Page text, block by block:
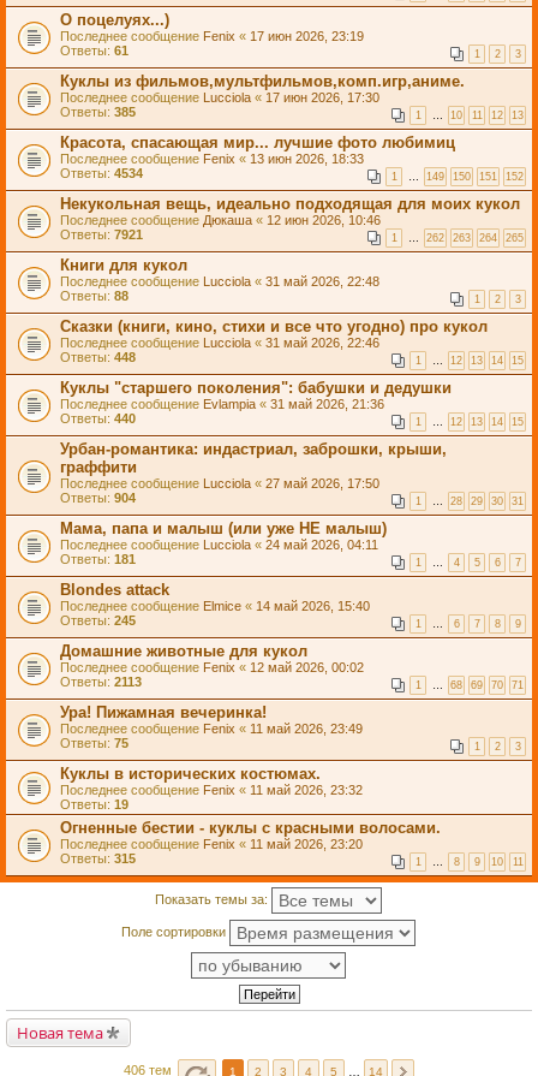
О поцелуях...)
Последнее сообщение Fenix « 17 июн 2026, 23:19
Ответы: 61 1 2 3
Куклы из фильмов,мультфильмов,комп.игр,аниме.
Последнее сообщение Lucciola « 17 июн 2026, 17:30
Ответы: 385 1 … 10 11 12 13
Красота, спасающая мир... лучшие фото любимиц
Последнее сообщение Fenix « 13 июн 2026, 18:33
Ответы: 4534 1 … 149 150 151 152
Некукольная вещь, идеально подходящая для моих кукол
Последнее сообщение Дюкаша « 12 июн 2026, 10:46
Ответы: 7921 1 … 262 263 264 265
Книги для кукол
Последнее сообщение Lucciola « 31 май 2026, 22:48
Ответы: 88 1 2 3
Сказки (книги, кино, стихи и все что угодно) про кукол
Последнее сообщение Lucciola « 31 май 2026, 22:46
Ответы: 448 1 … 12 13 14 15
Куклы "старшего поколения": бабушки и дедушки
Последнее сообщение Evlampia « 31 май 2026, 21:36
Ответы: 440 1 … 12 13 14 15
Урбан-романтика: индастриал, заброшки, крыши,
граффити
Последнее сообщение Lucciola « 27 май 2026, 17:50
Ответы: 904 1 … 28 29 30 31
Мама, папа и малыш (или уже НЕ малыш)
Последнее сообщение Lucciola « 24 май 2026, 04:11
Ответы: 181 1 … 4 5 6 7
Blondes attack
Последнее сообщение Elmice « 14 май 2026, 15:40
Ответы: 245 1 … 6 7 8 9
Домашние животные для кукол
Последнее сообщение Fenix « 12 май 2026, 00:02
Ответы: 2113 1 … 68 69 70 71
Ура! Пижамная вечеринка!
Последнее сообщение Fenix « 11 май 2026, 23:49
Ответы: 75 1 2 3
Куклы в исторических костюмах.
Последнее сообщение Fenix « 11 май 2026, 23:32
Ответы: 19
Огненные бестии - куклы с красными волосами.
Последнее сообщение Fenix « 11 май 2026, 23:20
Ответы: 315 1 … 8 9 10 11
Показать темы за:
Поле сортировки
Новая тема
406 тем 1 2 3 4 5 14